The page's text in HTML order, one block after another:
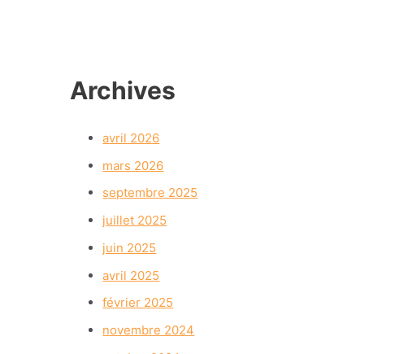
Archives
avril 2026
mars 2026
septembre 2025
juillet 2025
juin 2025
avril 2025
février 2025
novembre 2024